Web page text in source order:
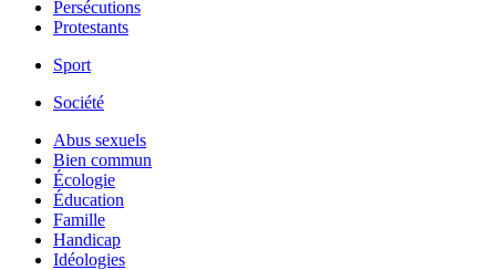
Persécutions
Protestants
Sport
Société
Abus sexuels
Bien commun
Écologie
Éducation
Famille
Handicap
Idéologies